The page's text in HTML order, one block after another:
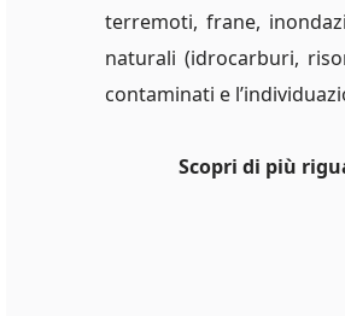
terremoti, frane,
naturali (idrocarburi,
contaminati e
Scopri di più